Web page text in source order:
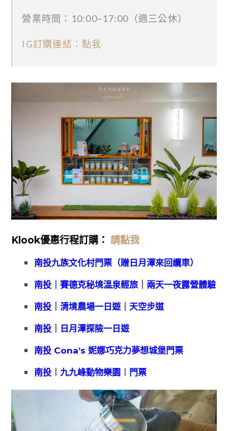
營業時間：10:00–17:00（週三公休）
IG訂購連結：點我
Klook優惠行程訂購： 請點我
南投九族文化村門票（贈日月潭來回纜車）
南投｜賽德克秘境溫泉輕旅｜兩天一夜露營體驗
南投｜清境農場一日遊｜天空步道
南投｜日月潭探險一日遊
南投 Cona’s 妮娜巧克力夢想城堡門票
南投︱九九峰動物樂園︱門票